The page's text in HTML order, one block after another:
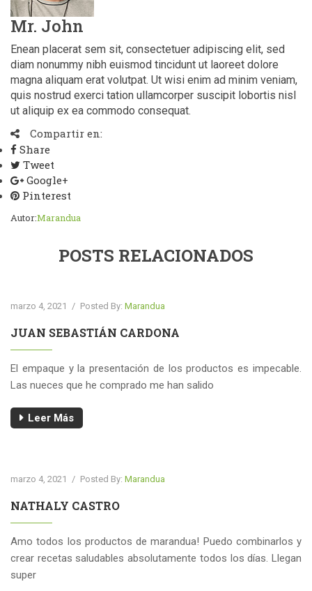
Mr. John
Enean placerat sem sit, consectetuer adipiscing elit, sed
diam nonummy nibh euismod tincidunt ut laoreet dolore
magna aliquam erat volutpat. Ut wisi enim ad minim veniam,
quis nostrud exerci tation ullamcorper suscipit lobortis nisl
ut aliquip ex ea commodo consequat.
Compartir en:
Share
Tweet
Google+
Pinterest
Autor:Marandua
POSTS RELACIONADOS
marzo 4, 2021 / Posted By: Marandua
JUAN SEBASTIÁN CARDONA
El empaque y la presentación de los productos es impecable.
Las nueces que he comprado me han salido
Leer Más
marzo 4, 2021 / Posted By: Marandua
NATHALY CASTRO
Amo todos los productos de marandua! Puedo combinarlos y
crear recetas saludables absolutamente todos los días. Llegan
super